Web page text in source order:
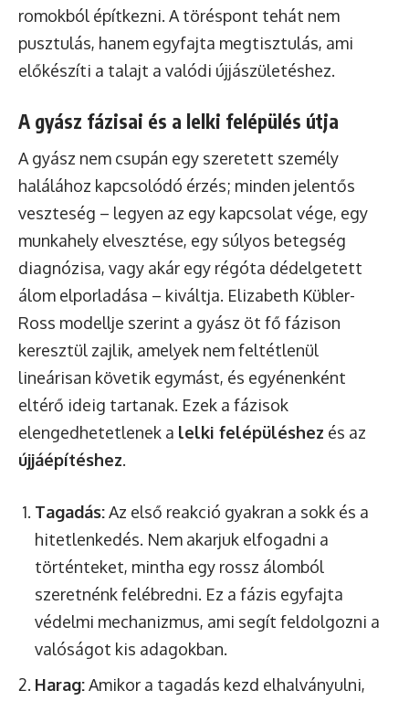
romokból építkezni. A töréspont tehát nem
pusztulás, hanem egyfajta megtisztulás, ami
előkészíti a talajt a valódi újjászületéshez.
A gyász fázisai és a lelki felépülés útja
A gyász nem csupán egy szeretett személy
halálához kapcsolódó érzés; minden jelentős
veszteség – legyen az egy kapcsolat vége, egy
munkahely elvesztése, egy súlyos betegség
diagnózisa, vagy akár egy régóta dédelgetett
álom elporladása – kiváltja. Elizabeth Kübler-
Ross modellje szerint a gyász öt fő fázison
keresztül zajlik, amelyek nem feltétlenül
lineárisan követik egymást, és egyénenként
eltérő ideig tartanak. Ezek a fázisok
elengedhetetlenek a lelki felépüléshez és az
újjáépítéshez.
Tagadás:Az első reakció gyakran a sokk és a
hitetlenkedés. Nem akarjuk elfogadni a
történteket, mintha egy rossz álomból
szeretnénk felébredni. Ez a fázis egyfajta
védelmi mechanizmus, ami segít feldolgozni a
valóságot kis adagokban.
Harag:Amikor a tagadás kezd elhalványulni,